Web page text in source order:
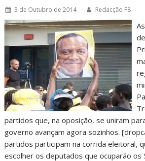
3 de Outubro de 2014 Redacção F8
partidos que, na oposição, se uniram
governo avançam agora sozinhos.
partidos participam na corrida eleitoral,
escolher os deputados que ocuparão os